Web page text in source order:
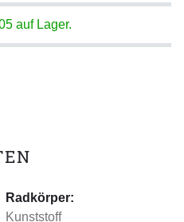
auf Lager.
Radkörper:
Kunststoff